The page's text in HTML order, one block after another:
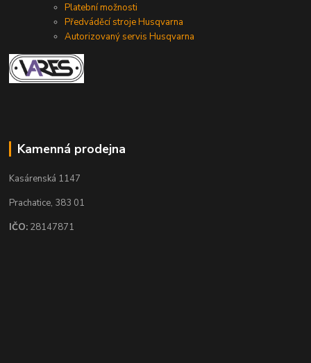
Platební možnosti
Předváděcí stroje Husqvarna
Autorizovaný servis Husqvarna
Kamenná prodejna
Kasárenská 1147
Prachatice, 383 01
IČO: 28147871